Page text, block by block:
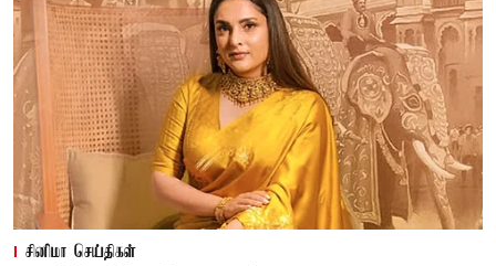
சினிமா செய்திகள்